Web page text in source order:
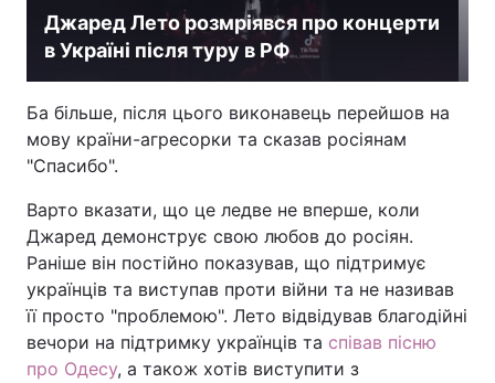
Джаред Лето розмріявся про концерти
в Україні після туру в РФ
Ба більше, після цього виконавець перейшов на
мову країни-агресорки та сказав росіянам
"Спасибо".
Варто вказати, що це ледве не вперше, коли
Джаред демонструє свою любов до росіян.
Раніше він постійно показував, що підтримує
українців та виступав проти війни та не називав
її просто "проблемою". Лето відвідував благодійні
вечори на підтримку українців та співав пісню
про Одесу, а також хотів виступити з